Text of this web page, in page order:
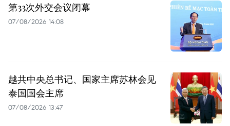
第33次外交会议闭幕
07/08/2026 14:08
越共中央总书记、国家主席苏林会见
泰国国会主席
07/08/2026 13:47